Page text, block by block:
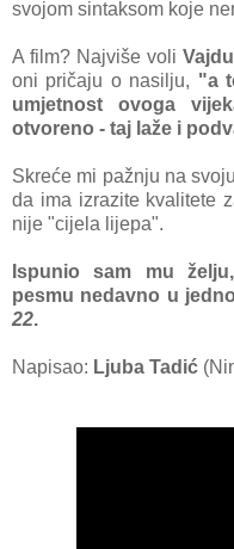
svojom sintaksom koje
A film? Najviše voli
oni pričaju o nasilju, "a
umjetnost ovoga
otvoreno - taj laže i
Skreće mi pažnju na
da ima izrazite kvalitete
nije "cijela lijepa".
Ispunio sam mu
pesmu nedavno u
22.
Napisao: Ljuba Tadić